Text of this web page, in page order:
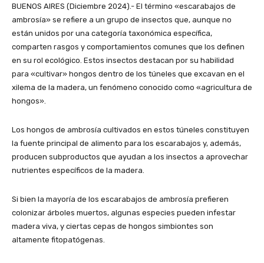
BUENOS AIRES (Diciembre 2024).- El término «escarabajos de
ambrosía» se refiere a un grupo de insectos que, aunque no
están unidos por una categoría taxonómica específica,
comparten rasgos y comportamientos comunes que los definen
en su rol ecológico. Estos insectos destacan por su habilidad
para «cultivar» hongos dentro de los túneles que excavan en el
xilema de la madera, un fenómeno conocido como «agricultura de
hongos».
Los hongos de ambrosía cultivados en estos túneles constituyen
la fuente principal de alimento para los escarabajos y, además,
producen subproductos que ayudan a los insectos a aprovechar
nutrientes específicos de la madera.
Si bien la mayoría de los escarabajos de ambrosía prefieren
colonizar árboles muertos, algunas especies pueden infestar
madera viva, y ciertas cepas de hongos simbiontes son
altamente fitopatógenas.